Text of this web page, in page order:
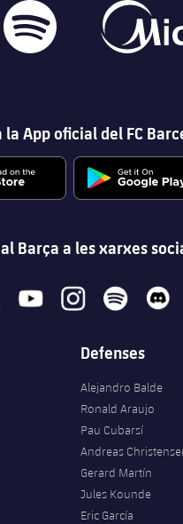
la App oficial del FC
Barça a les xarxes
youtubeinstagramspotify discord
Defenses
Alejandro Balde
Ronald Araujo
Pau Cubarsí
Andreas
Gerard Martín
Jules Kounde
Eric García